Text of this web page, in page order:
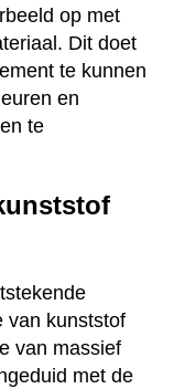
op met
Dit doet
te kunnen
en
te
van kunststof
van massief
met de